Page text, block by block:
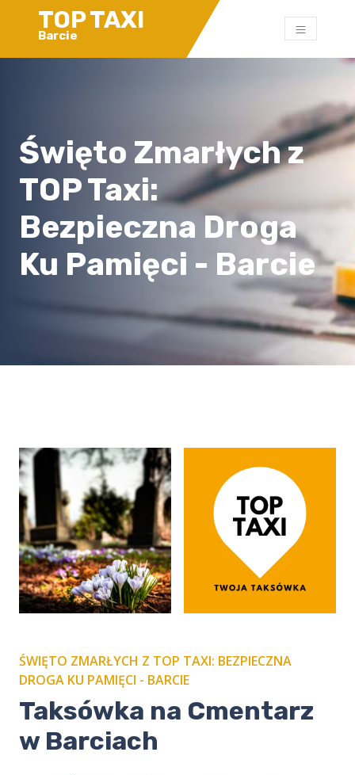
TOP TAXI
Barcie
Święto Zmarłych z
TOP Taxi:
Bezpieczna Droga
Ku Pamięci - Barcie
ŚWIĘTO ZMARŁYCH Z TOP TAXI: BEZPIECZNA
DROGA KU PAMIĘCI - BARCIE
​Taksówka na Cmentarz
w Barciach